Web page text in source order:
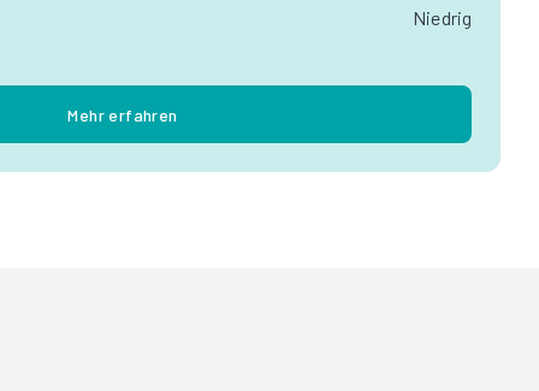
Niedrig
Mehr erfahren